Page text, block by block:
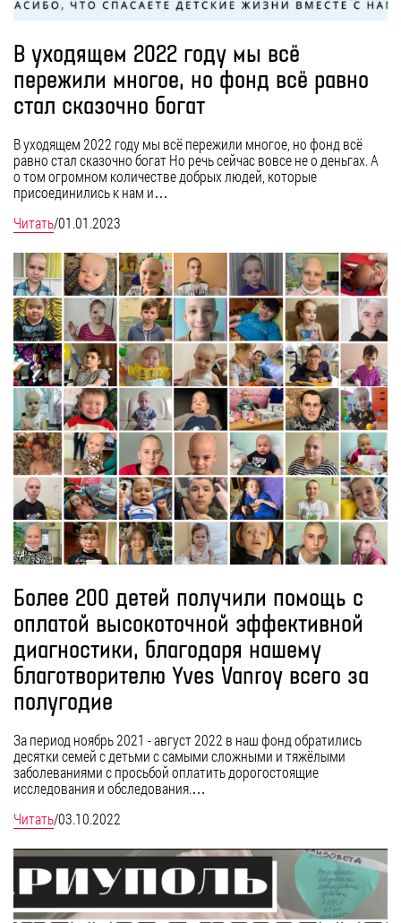
В уходящем 2022 году мы всё
пережили многое, но фонд всё равно
стал сказочно богат
В уходящем 2022 году мы всё пережили многое, но фонд всё
равно стал сказочно богат Но речь сейчас вовсе не о деньгах. А
о том огромном количестве добрых людей, которые
присоединились к нам и…
Читать/01.01.2023
Более 200 детей получили помощь с
оплатой высокоточной эффективной
диагностики, благодаря нашему
благотворителю Yves Vanroy всего за
полугодие
За период ноябрь 2021 - август 2022 в наш фонд обратились
десятки семей с детьми с самыми сложными и тяжёлыми
заболеваниями с просьбой оплатить дорогостоящие
исследования и обследования.…
Читать/03.10.2022